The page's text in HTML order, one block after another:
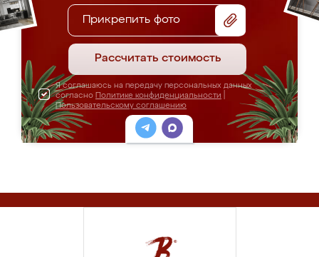
Прикрепить фото
Рассчитать стоимость
Я соглашаюсь на передачу персональных данных
согласно Политике конфиденциальности
Пользовательскому соглашению